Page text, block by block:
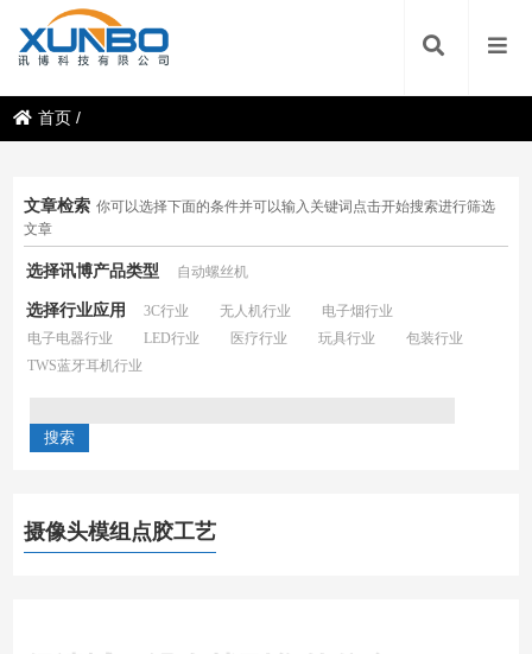
首页 /
文章检索 你可以选择下面的条件并可以输入关键词点击开始搜索进行筛选
文章
选择讯博产品类型 自动螺丝机
选择行业应用 3C行业 无人机行业
电子烟行业
电子电器行业
LED行业 医疗行业 玩具行业
包装行业
TWS蓝牙耳机行业
摄像头模组点胶工艺